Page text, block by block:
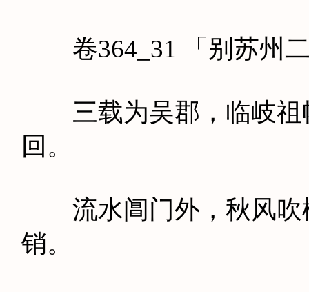
卷364_31 「别苏州二
三载为吴郡，临岐祖
回。
流水阊门外，秋风吹
销。